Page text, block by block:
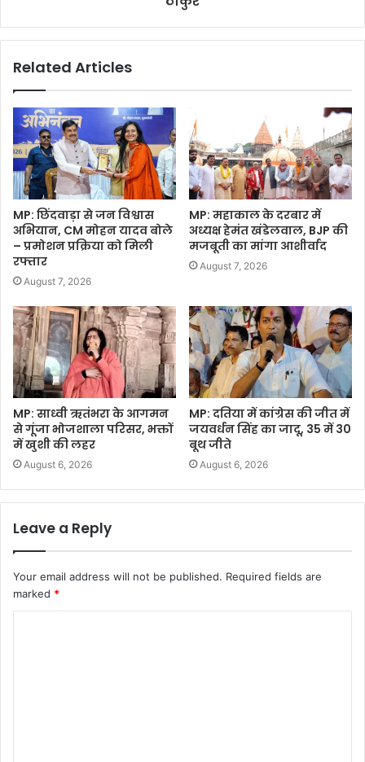
Related Articles
MP: छिंदवाड़ा से जन विश्वास
अभियान, CM मोहन यादव बोले
– प्रमोशन प्रक्रिया को मिली
रफ्तार
August 7, 2026
MP: महाकाल के दरबार में
अध्यक्ष हेमंत खंडेलवाल, BJP की
मजबूती का मांगा आशीर्वाद
August 7, 2026
MP: साध्वी ऋतंभरा के आगमन
से गूंजा भोजशाला परिसर, भक्तों
में खुशी की लहर
August 6, 2026
MP: दतिया में कांग्रेस की जीत में
जयवर्धन सिंह का जादू, 35 में 30
बूथ जीते
August 6, 2026
Leave a Reply
Your email address will not be published. Required fields are
marked *